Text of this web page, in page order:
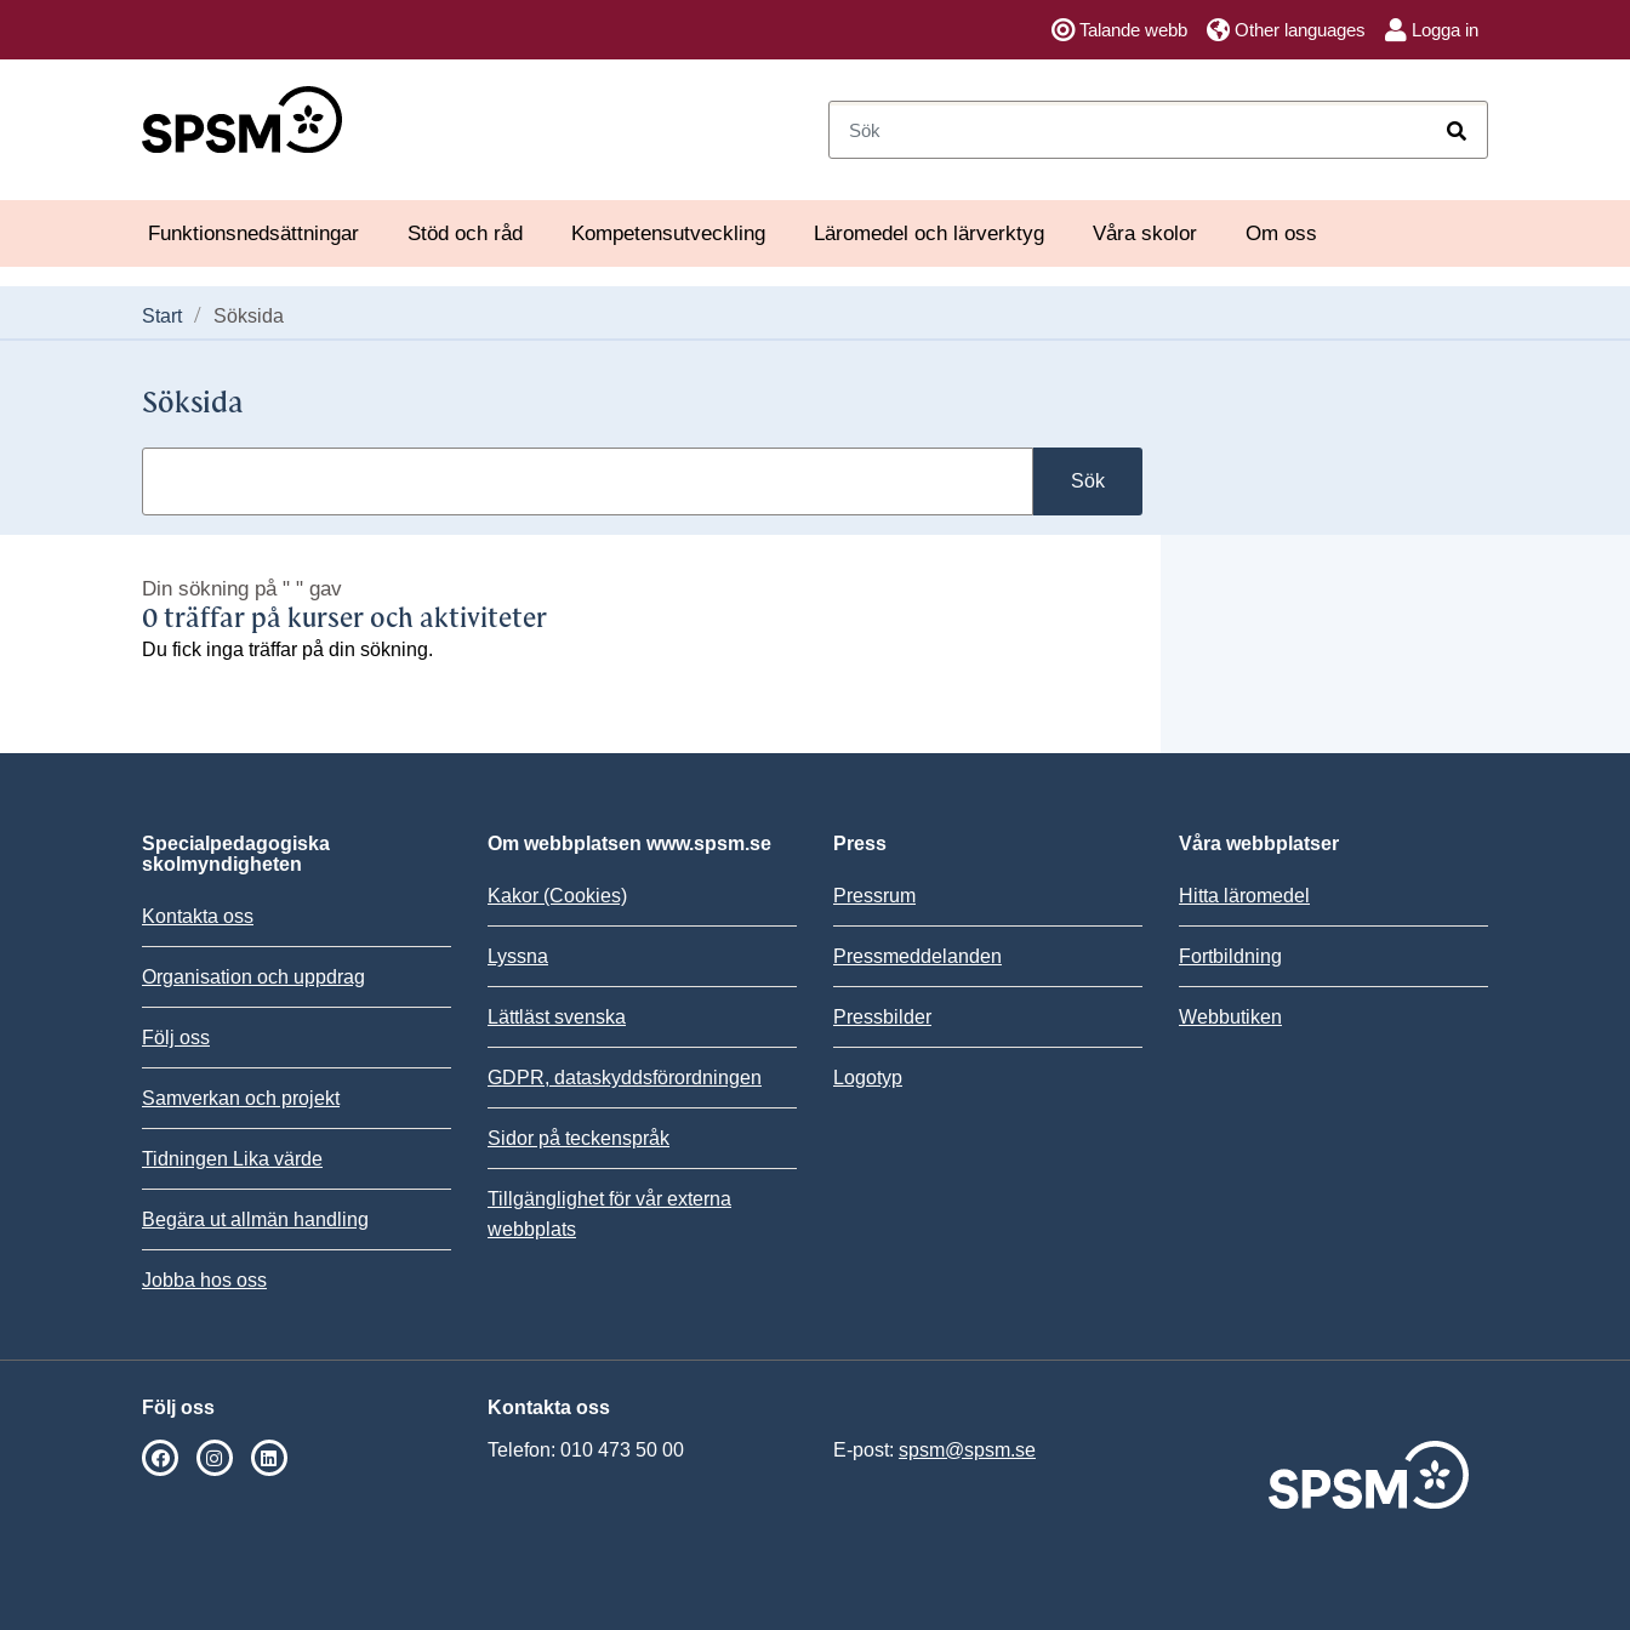
Talande webb Other languages Logga in
Funktionsnedsättningar Stöd och råd Kompetensutveckling Läromedel och lärverktyg Våra skolor Om oss
Start Söksida
Söksida
Sök
Din sökning på " " gav
0 träffar på kurser och aktiviteter
Du fick inga träffar på din sökning.
Specialpedagogiska
skolmyndigheten
Kontakta oss
Organisation och uppdrag
Följ oss
Samverkan och projekt
Tidningen Lika värde
Begära ut allmän handling
Jobba hos oss
Om webbplatsen www.spsm.se
Kakor (Cookies)
Lyssna
Lättläst svenska
GDPR, dataskyddsförordningen
Sidor på teckenspråk
Tillgänglighet för vår externa
webbplats
Press
Pressrum
Pressmeddelanden
Pressbilder
Logotyp
Våra webbplatser
Hitta läromedel
Fortbildning
Webbutiken
Följ oss
SPSM på Facebook
SPSM på Instagram
Kontakta oss
Telefon: 010 473 50 00 E-post: spsm@spsm.se